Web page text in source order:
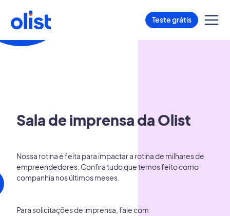
Teste grátis
Sala de imprensa da Olist
Nossa rotina é feita para impactar a rotina de milhares de
empreendedores. Confira tudo que temos feito como
companhia nos últimos meses.
Para solicitações de imprensa, fale com